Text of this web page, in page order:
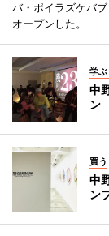
バ・ポイラズケバ
オープンした。
学ぶ
中
ン
買う
中
ン